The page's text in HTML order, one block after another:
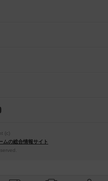
(c)
ムの総合情報サイト